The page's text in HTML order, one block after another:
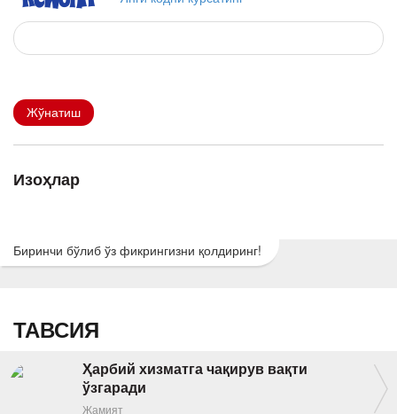
Жўнатиш
Изоҳлар
Биринчи бўлиб ўз фикрингизни қолдиринг!
ТАВСИЯ
Ҳарбий хизматга чақирув вақти
ўзгаради
Жамият